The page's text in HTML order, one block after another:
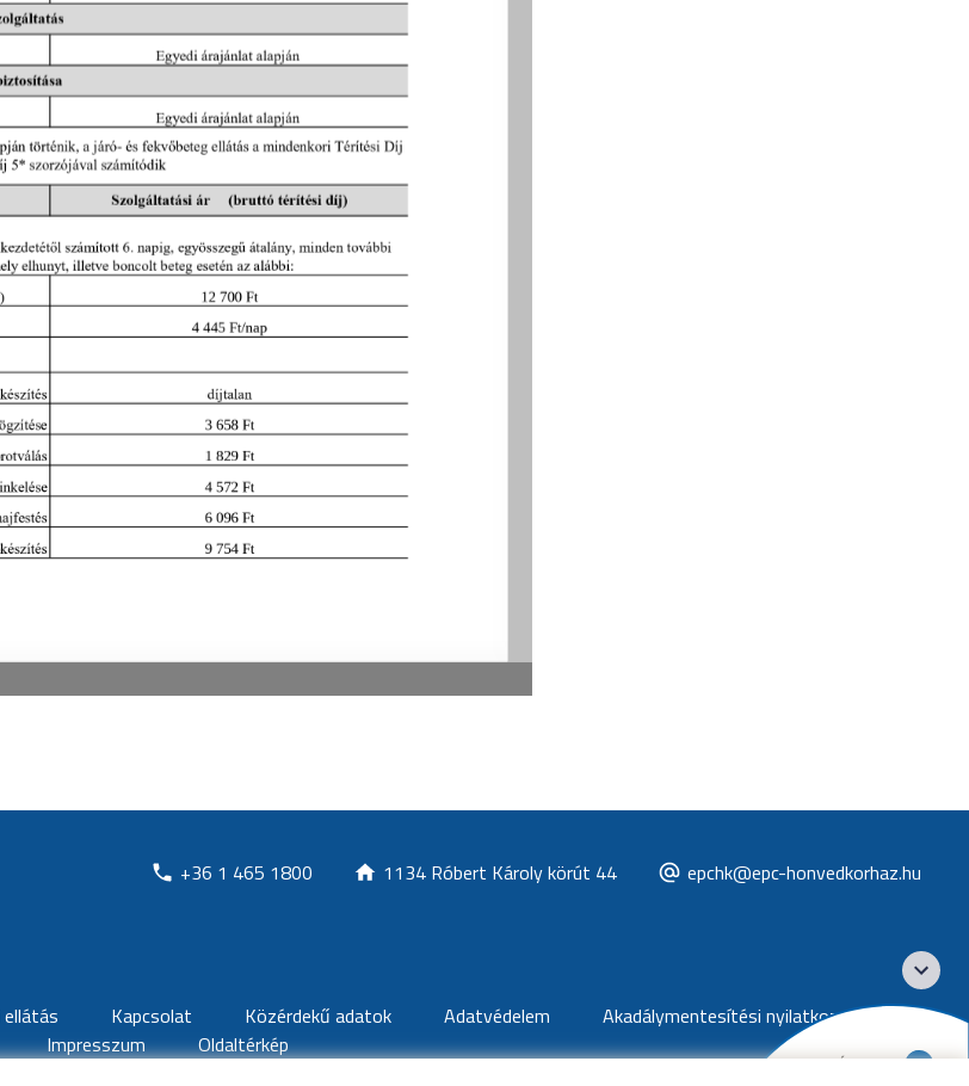
+36 1 465 1800 1134 Róbert Károly körút 44 epchk@epc-honvedkorhaz.hu
Kapcsolat Közérdekű adatok Adatvédelem
Akadálymentesítési nyilatkozat
Impresszum
Oldaltérkép